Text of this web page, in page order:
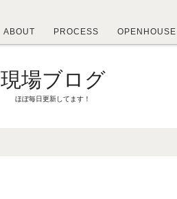
ABOUT PROCESS OPENHOUSE
現場ブログ
ほぼ毎日更新してます！